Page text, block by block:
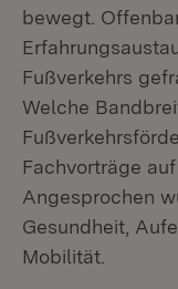
bewegt.
Fußverkehrs
Welche
Fachvorträge
Angesprochen
Gesundheit,
Mobilität.